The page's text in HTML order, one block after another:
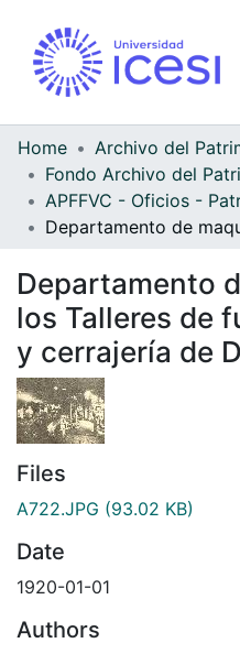
Home
Departamento
los Talleres de
y cerrajería de
Files
A722.JPG (93.02 KB)
Date
1920-01-01
Authors